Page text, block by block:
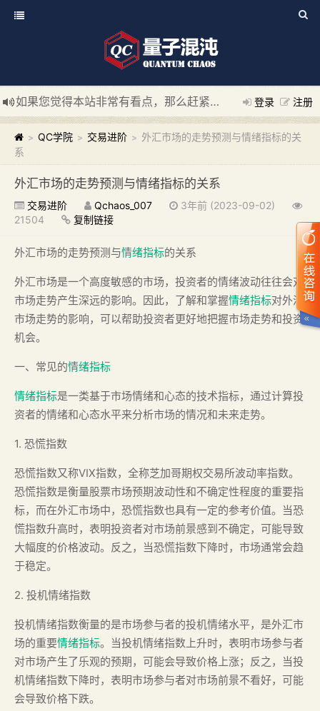
登录 注册
如果您觉得本站非常有看点，那么赶紧使用Ctrl+D 收藏我们吧
新添加量子混沌系统板块，欢迎大家访问！
---“量子混沌系
> QC学院 > 交易进阶 > 外汇市场的走势预测与情绪指标的关
系
外汇市场的走势预测与情绪指标的关系
交易进阶 Qchaos_007
3年前 (2023-09-02)
21504
复制链接
外汇市场的走势预测与情绪指标的关系
外汇市场是一个高度敏感的市场，投资者的情绪波动往往会对
市场走势产生深远的影响。因此，了解和掌握情绪指标对外汇
市场走势的影响，可以帮助投资者更好地把握市场走势和投资
机会。
一、常见的情绪指标
情绪指标是一类基于市场情绪和心态的技术指标，通过计算投
资者的情绪和心态水平来分析市场的情况和未来走势。
1. 恐慌指数
恐慌指数又称VIX指数，全称芝加哥期权交易所波动率指数。
恐慌指数是衡量股票市场预期波动性和不确定性程度的重要指
标，而在外汇市场中，恐慌指数也具有一定的参考价值。当恐
慌指数升高时，表明投资者对市场前景感到不确定，可能导致
大幅度的价格波动。反之，当恐慌指数下降时，市场通常会趋
于稳定。
2. 投机情绪指数
投机情绪指数衡量的是市场参与者的投机情绪水平，是外汇市
场的重要情绪指标。当投机情绪指数上升时，表明市场参与者
对市场产生了乐观的预期，可能会导致价格上涨；反之，当投
机情绪指数下降时，表明市场参与者对市场前景不看好，可能
会导致价格下跌。